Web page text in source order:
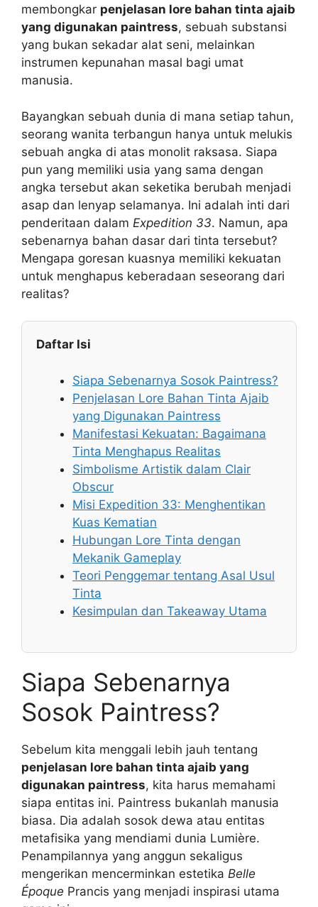
membongkar penjelasan lore bahan tinta ajaib
yang digunakan paintress, sebuah substansi
yang bukan sekadar alat seni, melainkan
instrumen kepunahan masal bagi umat
manusia.
Bayangkan sebuah dunia di mana setiap tahun,
seorang wanita terbangun hanya untuk melukis
sebuah angka di atas monolit raksasa. Siapa
pun yang memiliki usia yang sama dengan
angka tersebut akan seketika berubah menjadi
asap dan lenyap selamanya. Ini adalah inti dari
penderitaan dalam Expedition 33. Namun, apa
sebenarnya bahan dasar dari tinta tersebut?
Mengapa goresan kuasnya memiliki kekuatan
untuk menghapus keberadaan seseorang dari
realitas?
Daftar Isi
Siapa Sebenarnya Sosok Paintress?
Penjelasan Lore Bahan Tinta Ajaib
yang Digunakan Paintress
Manifestasi Kekuatan: Bagaimana
Tinta Menghapus Realitas
Simbolisme Artistik dalam Clair
Obscur
Misi Expedition 33: Menghentikan
Kuas Kematian
Hubungan Lore Tinta dengan
Mekanik Gameplay
Teori Penggemar tentang Asal Usul
Tinta
Kesimpulan dan Takeaway Utama
Siapa Sebenarnya
Sosok Paintress?
Sebelum kita menggali lebih jauh tentang
penjelasan lore bahan tinta ajaib yang
digunakan paintress, kita harus memahami
siapa entitas ini. Paintress bukanlah manusia
biasa. Dia adalah sosok dewa atau entitas
metafisika yang mendiami dunia Lumière.
Penampilannya yang anggun sekaligus
mengerikan mencerminkan estetika Belle
Époque Prancis yang menjadi inspirasi utama